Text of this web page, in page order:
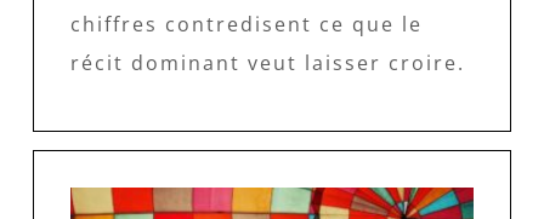
chiffres contredisent ce que le
récit dominant veut laisser croire.